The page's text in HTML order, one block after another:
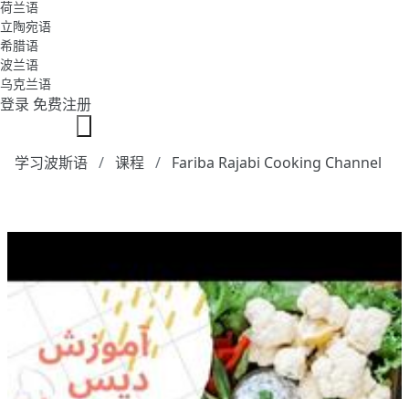
荷兰语
立陶宛语
希腊语
波兰语
乌克兰语
登录 免费注册
学习波斯语 课程 Fariba Rajabi Cooking Channel